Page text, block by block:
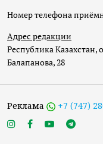
Номер телефона
Адрес редакции
Республика Казахстан,
Балапанова, 28
Реклама +7 (747)